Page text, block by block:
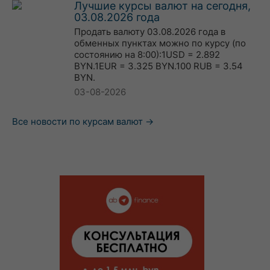
Лучшие курсы валют на сегодня,
03.08.2026 года
Продать валюту 03.08.2026 года в
обменных пунктах можно по курсу (по
состоянию на 8:00):1USD = 2.892
BYN.1EUR = 3.325 BYN.100 RUB = 3.54
BYN.
03-08-2026
Все новости по курсам валют →